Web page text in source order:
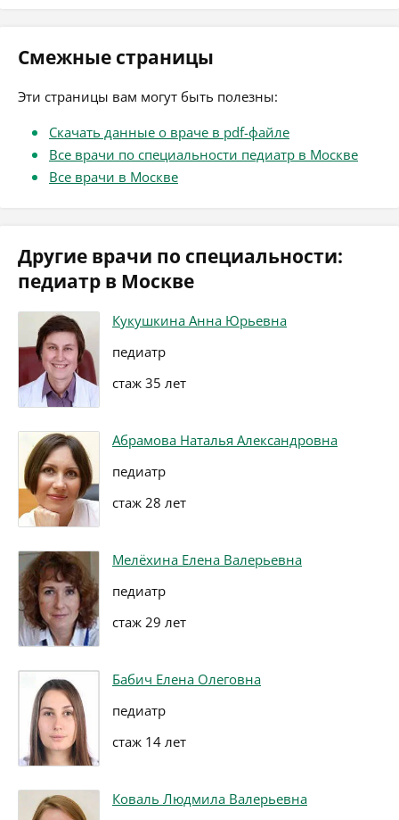
Смежные страницы
Эти страницы вам могут быть полезны:
Скачать данные о враче в pdf-файле
Все врачи по специальности педиатр в Москве
Все врачи в Москве
Другие врачи по специальности:
педиатр в Москве
Кукушкина Анна Юрьевна
педиатр
стаж 35 лет
Абрамова Наталья Александровна
педиатр
стаж 28 лет
Мелёхина Елена Валерьевна
педиатр
стаж 29 лет
Бабич Елена Олеговна
педиатр
стаж 14 лет
Коваль Людмила Валерьевна